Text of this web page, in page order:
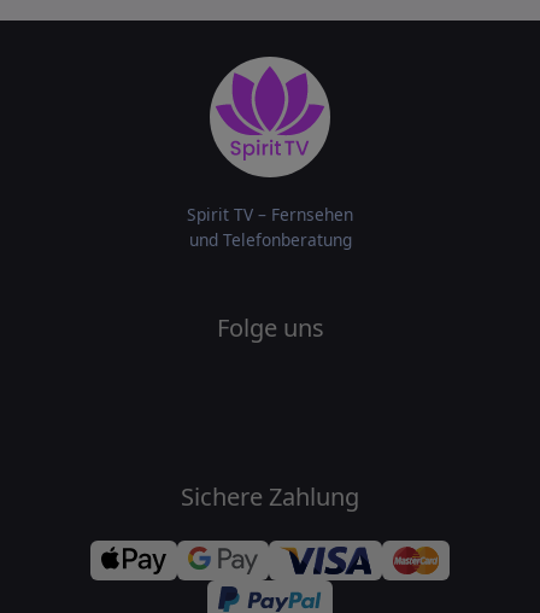
Spirit TV – Fernsehen
und Telefonberatung
Folge uns
Sichere Zahlung